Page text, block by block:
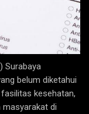
Surabaya
belum diketahui
kesehatan,
di